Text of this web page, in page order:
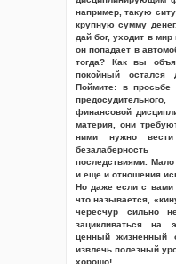
например, такую
крупную сумму
дай бог, уходит в мир
он попадает в
тогда? Как вы
покойный
Поймите: в просьбе
финансовой
материя, они
ними нужно
последствиями. Мало
и еще и отношения
Но даже если с вами
что называется,
чересчур сильно
зацикливаться на
ценный жизненный
извлечь полезный
хорошо!